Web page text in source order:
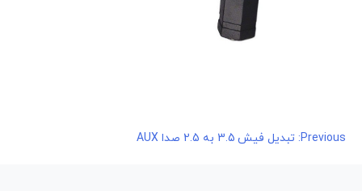
راهبری
Previous: تبدیل فیش 3.5 به 2.5 صدا AUX